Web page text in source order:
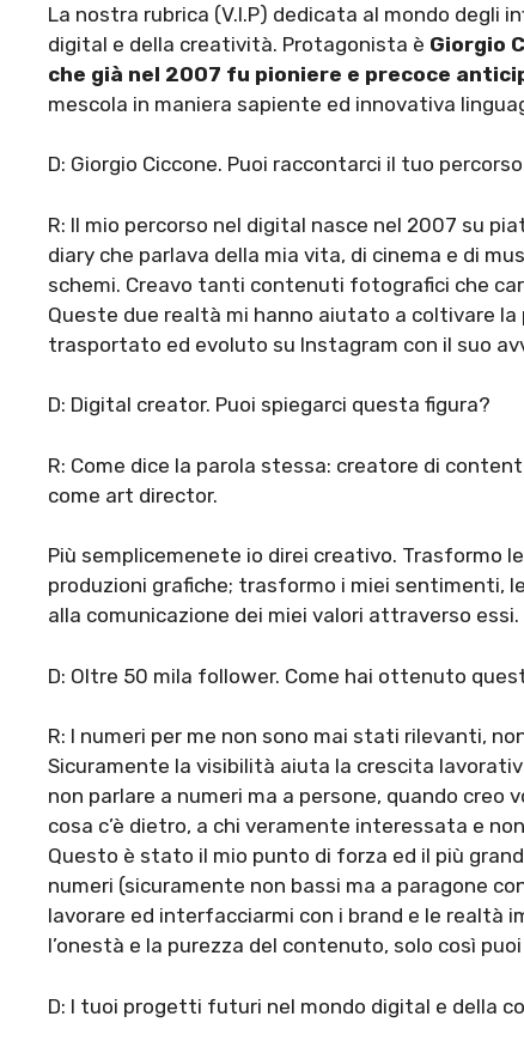
La nostra rubrica (V.I.P) dedicata al mondo degli
digital e della creatività. Protagonista è Giorgio
che già nel 2007 fu pioniere e precoce
mescola in maniera sapiente ed innovativa
D: Giorgio Ciccone. Puoi raccontarci il tuo
R: Il mio percorso nel digital nasce nel 2007 su
diary che parlava della mia vita, di cinema e di
schemi. Creavo tanti contenuti fotografici che
Queste due realtà mi hanno aiutato a coltivare
trasportato ed evoluto su Instagram con il suo
D: Digital creator. Puoi spiegarci questa figura?
R: Come dice la parola stessa: creatore di
come art director.
Più semplicemenete io direi creativo. Trasformo
produzioni grafiche; trasformo i miei sentimenti,
alla comunicazione dei miei valori attraverso essi.
D: Oltre 50 mila follower. Come hai ottenuto
R: I numeri per me non sono mai stati rilevanti,
Sicuramente la visibilità aiuta la crescita
non parlare a numeri ma a persone, quando
cosa c’è dietro, a chi veramente interessata e
Questo è stato il mio punto di forza ed il più
numeri (sicuramente non bassi ma a paragone
lavorare ed interfacciarmi con i brand e le realtà
l’onestà e la purezza del contenuto, solo così
D: I tuoi progetti futuri nel mondo digital e della